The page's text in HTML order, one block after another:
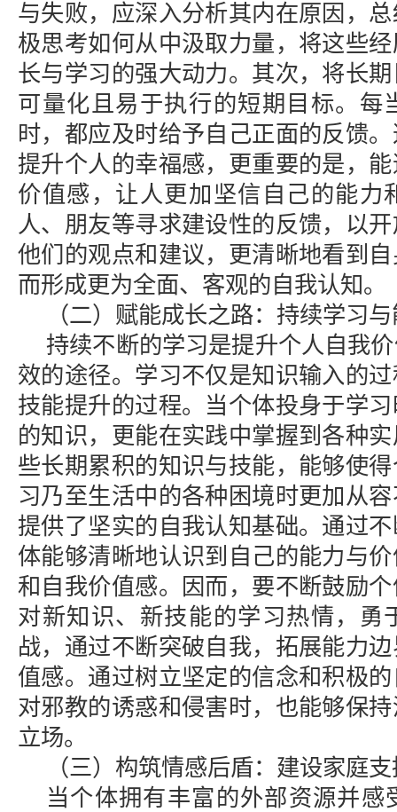
与失败，应深入分析其内在原因，
极思考如何从中汲取力量，将这些
长与学习的强大动力。其次，将长
可量化且易于执行的短期目标。每
时，都应及时给予自己正面的反馈
提升个人的幸福感，更重要的是，
价值感，让人更加坚信自己的能力
人、朋友等寻求建设性的反馈，以
他们的观点和建议，更清晰地看到
而形成更为全面、客观的自我认知。
（二）赋能成长之路：持续学习
持续不断的学习是提升个人自我
效的途径。学习不仅是知识输入的
技能提升的过程。当个体投身于学
的知识，更能在实践中掌握到各种
些长期累积的知识与技能，能够使
习乃至生活中的各种困境时更加从
提供了坚实的自我认知基础。通过
体能够清晰地认识到自己的能力与
和自我价值感。因而，要不断鼓励
对新知识、新技能的学习热情，勇
战，通过不断突破自我，拓展能力
值感。通过树立坚定的信念和积极
对邪教的诱惑和侵害时，也能够保
立场。
（三）构筑情感后盾：建设家庭
当个体拥有丰富的外部资源并感